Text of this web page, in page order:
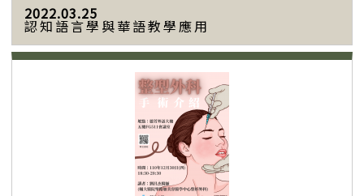
2022.03.25
認知語言學與華語教學應用